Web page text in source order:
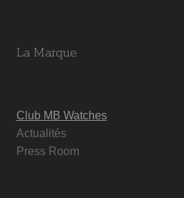
La Marque
Club MB Watches
Actualités
Press Room